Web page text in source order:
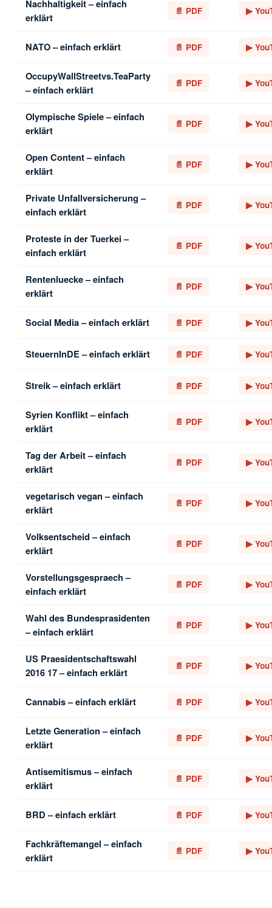
Nachhaltigkeit – einfach
erklärt
📄 PDF ▶
NATO – einfach erklärt 📄 PDF ▶
OccupyWallStreetvs.TeaParty
– einfach erklärt
📄 PDF ▶
Olympische Spiele – einfach
erklärt
📄 PDF ▶
Open Content – einfach
erklärt
📄 PDF ▶
Private Unfallversicherung –
einfach erklärt
📄 PDF ▶
Proteste in der Tuerkei –
einfach erklärt
📄 PDF ▶
Rentenluecke – einfach
erklärt
📄 PDF ▶
Social Media – einfach erklärt 📄 PDF ▶
SteuernInDE – einfach erklärt 📄 PDF ▶
Streik – einfach erklärt 📄 PDF ▶
Syrien Konflikt – einfach
erklärt
📄 PDF ▶
Tag der Arbeit – einfach
erklärt
📄 PDF ▶
vegetarisch vegan – einfach
erklärt
📄 PDF ▶
Volksentscheid – einfach
erklärt
📄 PDF ▶
Vorstellungsgespraech –
einfach erklärt
📄 PDF ▶
Wahl des Bundesprasidenten
– einfach erklärt
📄 PDF ▶
US Praesidentschaftswahl
2016 17 – einfach erklärt
📄 PDF ▶
Cannabis – einfach erklärt 📄 PDF ▶
Letzte Generation – einfach
erklärt
📄 PDF ▶
Antisemitismus – einfach
erklärt
📄 PDF ▶
BRD – einfach erklärt 📄 PDF ▶
Fachkräftemangel – einfach
erklärt
📄 PDF ▶